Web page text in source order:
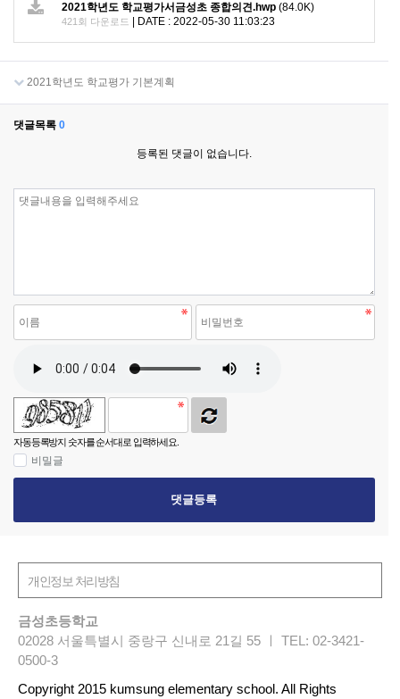
2021학년도 학교평가서금성초 종합의견.hwp (84.0K)
421회 다운로드 DATE : 2022-05-30 11:03:23
2021학년도 학교평가 기본계획
댓글목록 0
등록된 댓글이 없습니다.
자동등록방지 숫자를 순서대로 입력하세요.
비밀글
댓글등록
금성초등학교
02028 서울특별시 중랑구 신내로 21길 55 ㅣ TEL: 02-3421-
0500-3
Copyright 2015 kumsung elementary school. All Rights